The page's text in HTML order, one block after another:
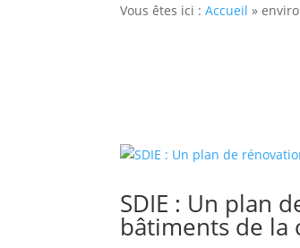
Vous êtes ici :Accueil »
SDIE : Un plan
bâtiments de la